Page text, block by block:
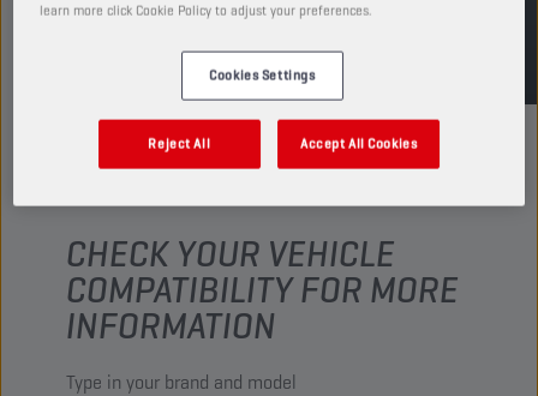
TDS MSDS
CHECK YOUR VEHICLE
COMPATIBILITY FOR MORE
INFORMATION
Type in your brand and model
learn more click Cookie Policy to adjust your preferences.
Cookies Settings
Reject All Accept All Cookies